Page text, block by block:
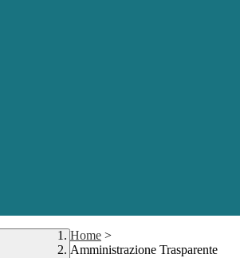
Home >
Amministrazione Trasparente